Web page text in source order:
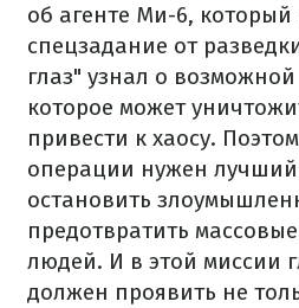
об агенте Ми-6, который
спецзадание от
глаз" узнал о
которое может
привести к хаосу.
операции нужен лучший
остановить
предотвратить
людей. И в этой миссии
должен проявить не